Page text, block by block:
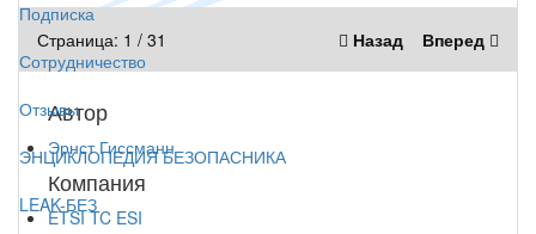
Подписка
Сотрудничество
Отзывы
ЭНЦИКЛОПЕДИЯ БЕЗОПАСНИКА
LEAK-БЕЗ
Страница: 1 / 31 Вперед
Назад
Автор
Эрнст Гиссманн
Компания
ETSI TC ESI